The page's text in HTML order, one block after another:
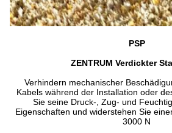
PSP
ZENTRUM Verdickter
Verhindern mechanischer
Kabels während der Installation oder
Sie seine Druck-, Zug- und
Eigenschaften und widerstehen Sie
3000 N